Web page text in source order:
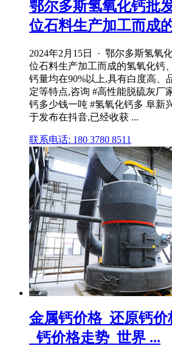
鄂尔多斯氢氧化钙批
位石料生产加工而成
2024年2月15日 · 鄂尔多斯氢氧
位石料生产加工而成的氢氧化钙
钙量均在90%以上,具有白度高、
定等特点,咨询 #高性能脱硫灰厂
钙多少钱一吨 #氢氧化钙多 阜新
于发布在抖音,已经收获 ...
联系电话: 180 3780 8511
金属钙价格_还原钙
_钙价格走势_世界 ...